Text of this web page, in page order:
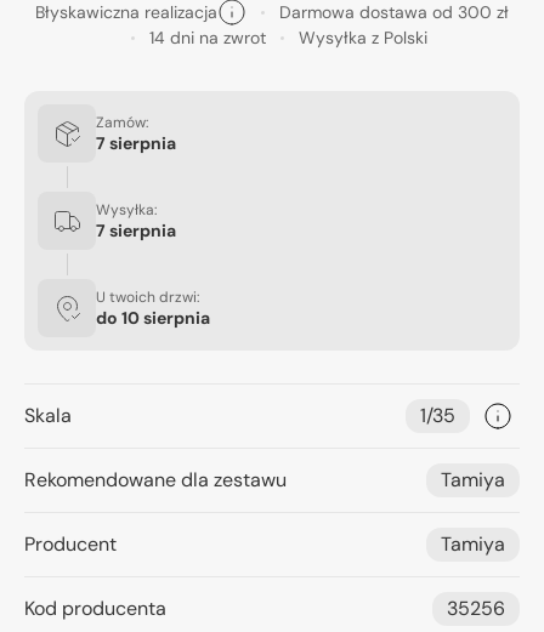
Błyskawiczna realizacja
Darmowa dostawa od 300 zł
14 dni na zwrot
Wysyłka z Polski
Zamów:
7 sierpnia
Wysyłka:
7 sierpnia
U twoich drzwi:
do 10 sierpnia
Skala 1/35
Rekomendowane dla zestawu Tamiya
Producent Tamiya
Kod producenta 35256